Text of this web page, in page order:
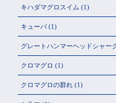
キハダマグロスイム (1)
キューバ (1)
グレートハンマーヘッドシャー
クロマグロ (1)
クロマグロの群れ (1)